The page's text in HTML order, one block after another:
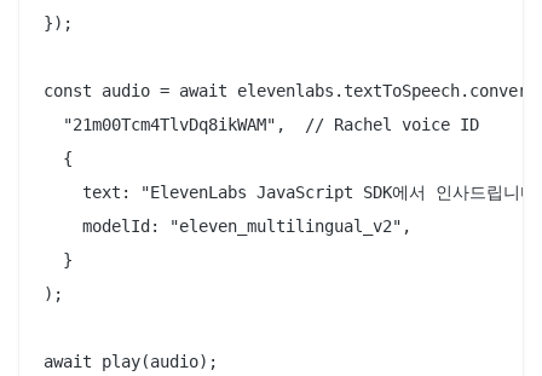
});
const audio = await
  "21m00Tcm4TlvDq8ikWAM",  // Rachel voice ID
  {
text: "ElevenLabs JavaScript SDK에서 인사드립니다
    modelId: "eleven_multilingual_v2",
  }
);